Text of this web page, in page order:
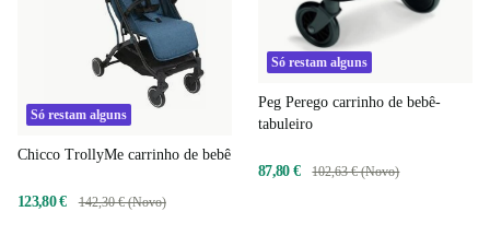
Só restam alguns
Chicco TrollyMe carrinho de bebê
123,80 € 142,30 € (Novo)
Só restam alguns
Peg Perego carrinho de bebê-
tabuleiro
87,80 € 102,63 € (Novo)